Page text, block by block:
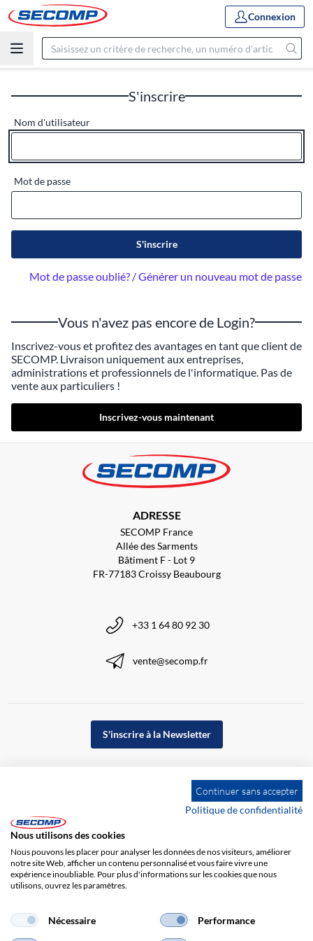
Connexion
S'inscrire
Nom d'utilisateur
Mot de passe
S'inscrire
Mot de passe oublié? / Générer un nouveau mot de passe
Vous n'avez pas encore de Login?
Inscrivez-vous et profitez des avantages en tant que client de
SECOMP. Livraison uniquement aux entreprises,
administrations et professionnels de l'informatique. Pas de
vente aux particuliers !
Inscrivez-vous maintenant
ADRESSE
SECOMP France
Allée des Sarments
Bâtiment F - Lot 9
FR-77183 Croissy Beaubourg
+33 1 64 80 92 30
vente@secomp.fr
S'inscrire à la Newsletter
Impression Responsabilité
Continuer sans accepter
Politique de confidentialité
Nous utilisons des cookies
Nous pouvons les placer pour analyser les données de nos visiteurs, améliorer
notre site Web, afficher un contenu personnalisé et vous faire vivre une
expérience inoubliable. Pour plus d'informations sur les cookies que nous
utilisons, ouvrez les paramètres.
Nécessaire Performance